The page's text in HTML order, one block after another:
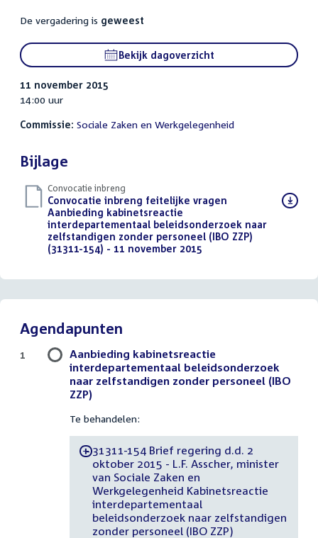
De vergadering is geweest
Bekijk dagoverzicht
11 november 2015
14:00 uur
Commissie: Sociale Zaken en Werkgelegenheid
Bijlage
Convocatie inbreng
Download
bestand:
Convocatie inbreng feitelijke vragen
Aanbieding kabinetsreactie
interdepartementaal beleidsonderzoek naar
zelfstandigen zonder personeel (IBO ZZP)
(31311-154) - 11 november 2015
Agendapunten
Aanbieding kabinetsreactie
interdepartementaal beleidsonderzoek
naar zelfstandigen zonder personeel (IBO
ZZP)
Te behandelen:
-31311-154 Brief regering d.d. 2
oktober 2015 - L.F. Asscher, minister
van Sociale Zaken en
Werkgelegenheid Kabinetsreactie
interdepartementaal
beleidsonderzoek naar zelfstandigen
zonder personeel (IBO ZZP)
1